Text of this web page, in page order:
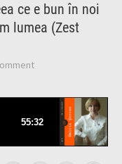
ce e bun în noi
lumea (Zest